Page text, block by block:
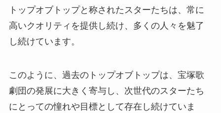
トップオブトップと称されたスターたちは、常に
高いクオリティを提供し続け、多くの人々を魅了
し続けています。
このように、過去のトップオブトップは、宝塚歌
劇団の発展に大きく寄与し、次世代のスターたち
にとっての憧れや目標として存在し続けていま